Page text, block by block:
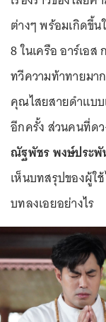
ต่างๆ พร้อมเกิดขึ้น
8 ในเครือ อาร์เอส
ทวีความท้าทายมา
คุณไสยสายดำแบ
อีกครั้ง ส่วนคนที่ด
ณัฐพัชร พงษ์ประพั
เห็นบทสรุปของผู้ใ
บทลงเอยอย่างไร